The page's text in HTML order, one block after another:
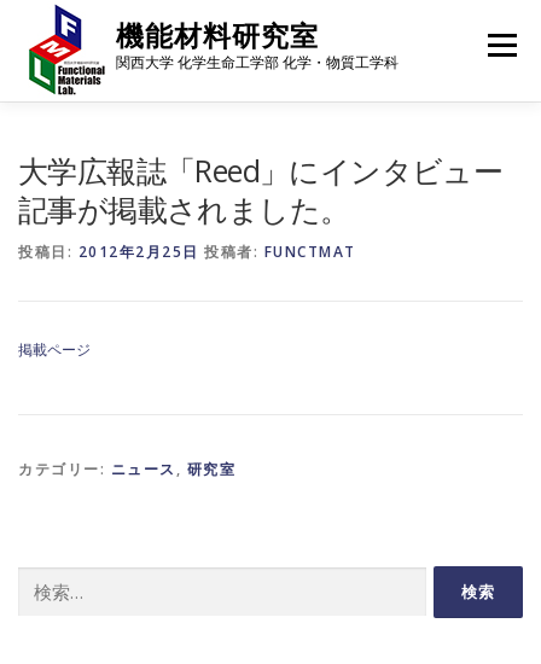
ツ
機能材料研究室
関西大学 化学生命工学部 化学・物質工学科
メニュー
大学広報誌「Reed」にインタビュー
記事が掲載されました。
投稿日: 2012年2月25日 投稿者: FUNCTMAT
掲載ページ
カテゴリー: ニュース , 研究室
索: